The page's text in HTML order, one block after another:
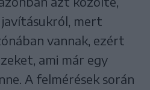
mert
vannak, ezért
ami már egy
A felmérések során